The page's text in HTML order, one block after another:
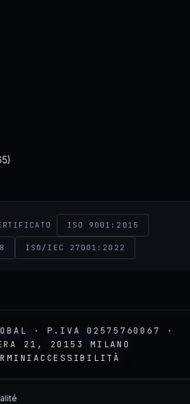
ISO 9001:2015
ISO/IEC 27001:2022
· P.IVA 02575760067 ·
21, 20153 MILANO
ACCESSIBILITÀ